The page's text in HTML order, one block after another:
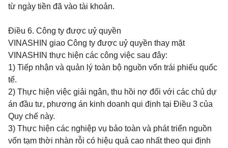
từ ngày tiền đã vào tài khoản.
Điều 6. Công ty được uỷ quyền
VINASHIN giao Công ty được uỷ quyền thay mặt
VINASHIN thực hiện các công việc sau đây:
1) Tiếp nhận và quản lý toàn bộ nguồn vốn trái phiếu quốc
tế.
2) Thực hiện việc giải ngân, thu hồi nợ đối với các chủ dự
án đầu tư, phương án kinh doanh qui định tại Điều 3 của
Quy chế này.
3) Thực hiện các nghiệp vụ bảo toàn và phát triển nguồn
vốn tạm thời nhàn rỗi có hiệu quả cao nhất theo qui định